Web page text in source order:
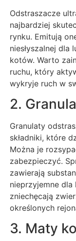
Odstraszacze
najbardziej
rynku. Emitują
niesłyszalnej dla
kotów. Warto
ruchu, który
wykryje ruch w
2.
Granulaty
składniki, które
Można je
zabezpieczyć.
zawierają
nieprzyjemne
zniechęcają
określonych
3. Maty